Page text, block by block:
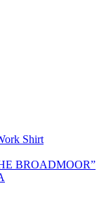
Shirt
BROADMOOR”